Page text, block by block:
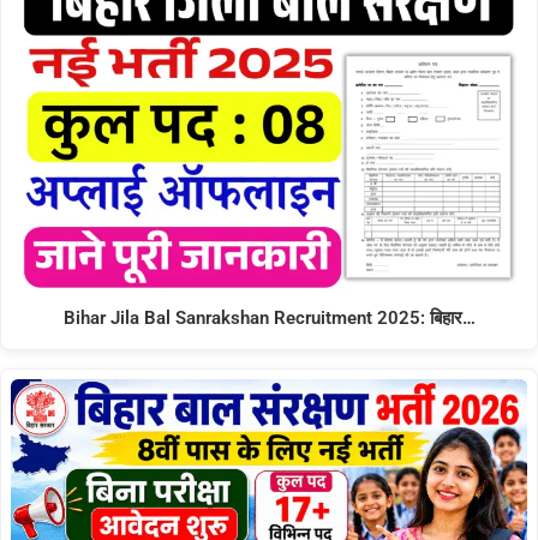
Bihar Jila Bal Sanrakshan Recruitment 2025: बिहार…